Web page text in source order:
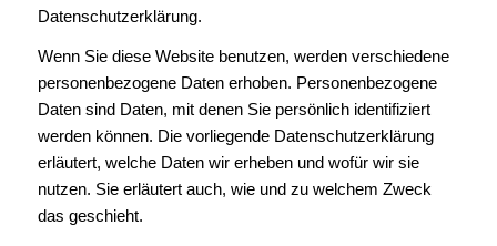
Datenschutzerklärung.
Wenn Sie diese Website benutzen, werden verschiedene
personenbezogene Daten erhoben. Personenbezogene
Daten sind Daten, mit denen Sie persönlich identifiziert
werden können. Die vorliegende Datenschutzerklärung
erläutert, welche Daten wir erheben und wofür wir sie
nutzen. Sie erläutert auch, wie und zu welchem Zweck
das geschieht.